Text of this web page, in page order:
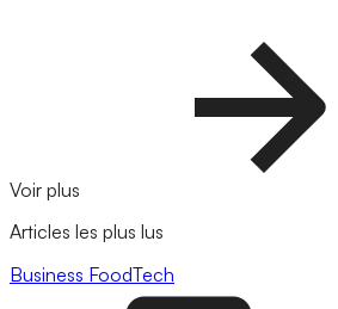
Voir plus
Articles les plus lus
Business FoodTech